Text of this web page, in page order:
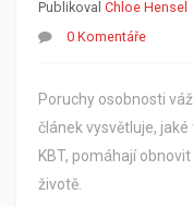
Publikoval Chloe Hensel
0 Komentáře
Poruchy osobnosti
článek vysvětluje,
KBT, pomáhají
životě.